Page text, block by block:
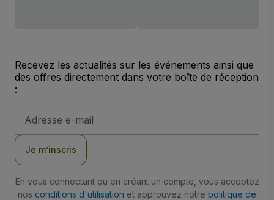
Recevez les actualités sur les événements ainsi que
des offres directement dans votre boîte de réception
:
e-
Je m’inscris
En vous connectant ou en créant un compte, vous acceptez
nos conditions d'utilisation et approuvez notre politique de